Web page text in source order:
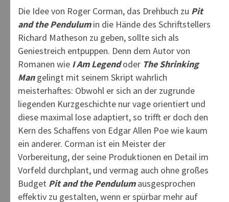
Die Idee von Roger Corman, das Drehbuch zu Pit
and the Pendulumin die Hände des Schriftstellers
Richard Matheson zu geben, sollte sich als
Geniestreich entpuppen. Denn dem Autor von
Romanen wie I Am Legendoder The Shrinking
Mangelingt mit seinem Skript wahrlich
meisterhaftes: Obwohl er sich an der zugrunde
liegenden Kurzgeschichte nur vage orientiert und
diese maximal lose adaptiert, so trifft er doch den
Kern des Schaffens von Edgar Allen Poe wie kaum
ein anderer. Corman ist ein Meister der
Vorbereitung, der seine Produktionen en Detail im
Vorfeld durchplant, und vermag auch ohne großes
Budget Pit and the Pendulumausgesprochen
effektiv zu gestalten, wenn er spürbar mehr auf